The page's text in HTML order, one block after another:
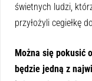
świetnych ludzi,
przyłożyli cegiełkę
Można się pokusić
będzie jedną z